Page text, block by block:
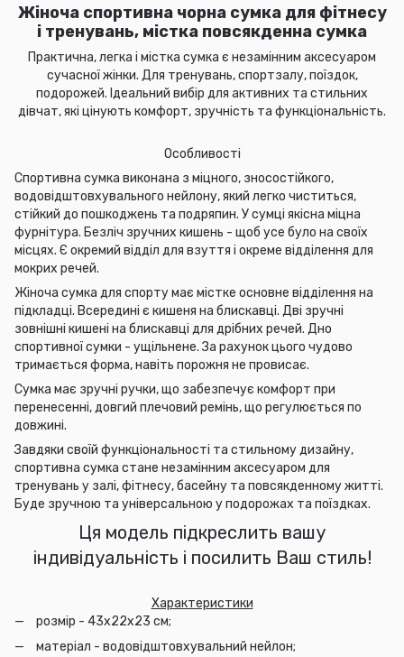
Жіноча спортивна чорна сумка для фітнесу
і тренувань, містка повсякденна сумка
Практична, легка і містка сумка є незамінним аксесуаром
сучасної жінки. Для тренувань, спортзалу, поїздок,
подорожей. Ідеальний вибір для активних та стильних
дівчат, які цінують комфорт, зручність та функціональність.
Особливості
Спортивна сумка виконана з міцного, зносостійкого,
водовідштовхувального нейлону, який легко чиститься,
стійкий до пошкоджень та подряпин. У сумці якісна міцна
фурнітура. Безліч зручних кишень - щоб усе було на своїх
місцях. Є окремий відділ для взуття і окреме відділення для
мокрих речей.
Жіноча сумка для спорту має містке основне відділення на
підкладці. Всередині є кишеня на блискавці. Дві зручні
зовнішні кишені на блискавці для дрібних речей. Дно
спортивної сумки - ущільнене. За рахунок цього чудово
тримається форма, навіть порожня не провисає.
Сумка має зручні ручки, що забезпечує комфорт при
перенесенні, довгий плечовий ремінь, що регулюється по
довжині.
Завдяки своїй функціональності та стильному дизайну,
спортивна сумка стане незамінним аксесуаром для
тренувань у залі, фітнесу, басейну та повсякденному житті.
Буде зручною та універсальною у подорожах та поїздках.
Ця модель підкреслить вашу
індивідуальність і посилить Ваш стиль!
Характеристики
розмір - 43х22х23 см;
матеріал - водовідштовхувальний нейлон;